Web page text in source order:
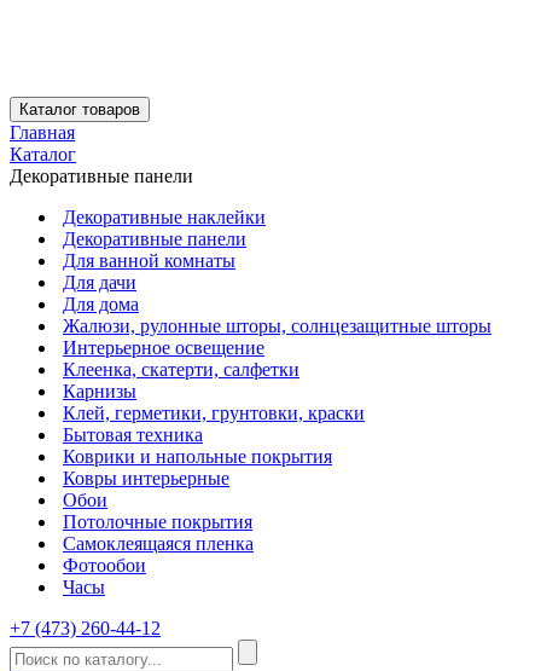
Каталог товаров
Главная
Каталог
Декоративные панели
Декоративные наклейки
Декоративные панели
Для ванной комнаты
Для дачи
Для дома
Жалюзи, рулонные шторы, солнцезащитные шторы
Интерьерное освещение
Клеенка, скатерти, салфетки
Карнизы
Клей, герметики, грунтовки, краски
Бытовая техника
Коврики и напольные покрытия
Ковры интерьерные
Обои
Потолочные покрытия
Самоклеящаяся пленка
Фотообои
Часы
+7 (473) 260-44-12